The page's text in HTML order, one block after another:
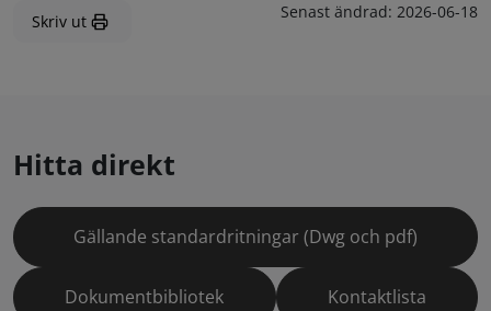
Skriv ut Senast ändrad: 2026-06-18
Hitta direkt
Gällande standardritningar (Dwg och pdf)
Dokumentbibliotek Kontaktlista